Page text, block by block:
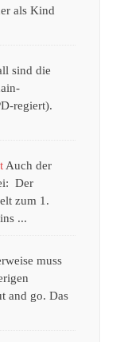
als Kind
sind die
regiert).
Auch der
Der
zum 1.
...
muss
and go. Das